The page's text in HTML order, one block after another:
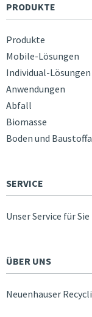
PRODUKTE
Produkte
Mobile-Lösungen
Individual-Lösungen
Anwendungen
Abfall
Biomasse
Boden und
SERVICE
Unser Service für Sie
ÜBER UNS
Neuenhauser